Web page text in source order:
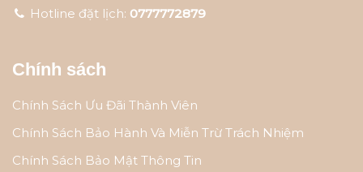
Hotline đặt lịch: 0777772879
Chính sách
Chính Sách Ưu Đãi Thành Viên
Chính Sách Bảo Hành Và Miễn Trừ Trách Nhiệm
Chính Sách Bảo Mật Thông Tin